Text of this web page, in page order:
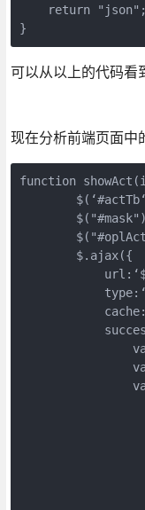
    return "json";
}
可以从以上的代码看
现在分析前端页面中
function
        $.ajax({